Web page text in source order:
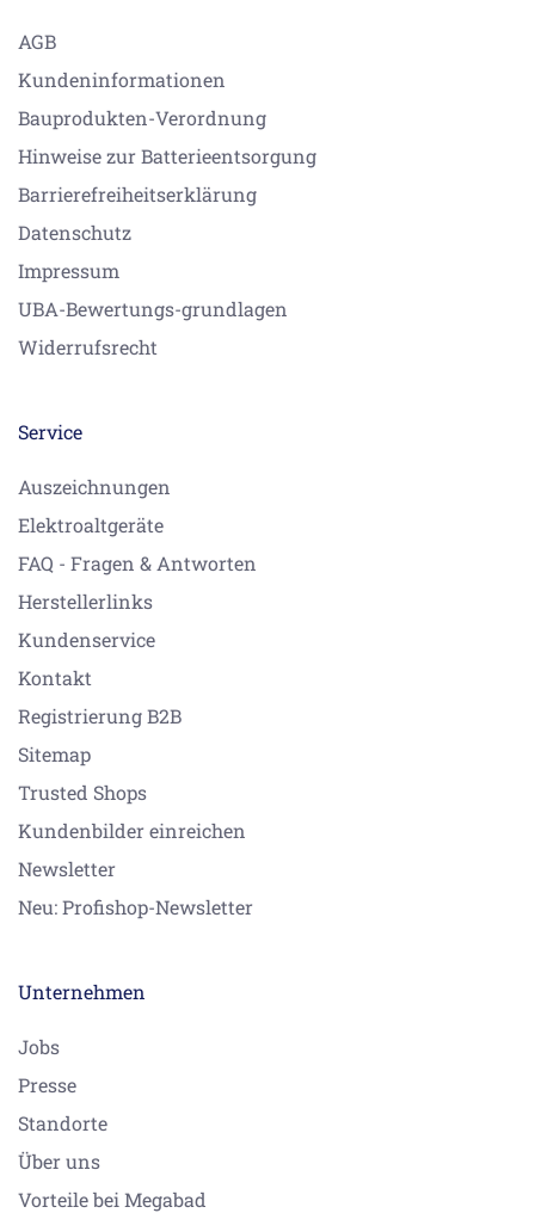
AGB
Kundeninformationen
Bauprodukten-Verordnung
Hinweise zur Batterieentsorgung
Barrierefreiheitserklärung
Datenschutz
Impressum
UBA-Bewertungs-grundlagen
Widerrufsrecht
Service
Auszeichnungen
Elektroaltgeräte
FAQ - Fragen & Antworten
Herstellerlinks
Kundenservice
Kontakt
Registrierung B2B
Sitemap
Trusted Shops
Kundenbilder einreichen
Newsletter
Neu: Profishop-Newsletter
Unternehmen
Jobs
Presse
Standorte
Über uns
Vorteile bei Megabad